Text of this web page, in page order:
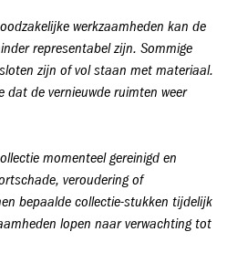
werkzaamheden kan de
representabel zijn. Sommige
zijn of vol staan met materiaal.
dat de vernieuwde ruimten weer
momenteel gereinigd en
veroudering of
bepaalde collectie‑stukken tijdelijk
lopen naar verwachting tot